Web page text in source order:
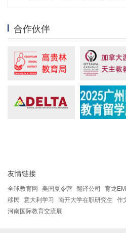
合作伙伴
友情链接
全球教育网 美国夏令营 翻译公司 育龙
移民 意大利学习 南开大学在职研究生 作
河南国际教育交流展